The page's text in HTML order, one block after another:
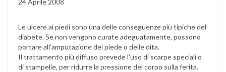
24 Aprile 2008
Le ulcere ai piedi sono una delle conseguenze più tipiche del
diabete. Se non vengono curate adeguatamente, possono
portare all'amputazione del piede o delle dita.
Il trattamento più diffuso prevede l'uso di scarpe speciali o
di stampelle, per ridurre la pressione del corpo sulla ferita.